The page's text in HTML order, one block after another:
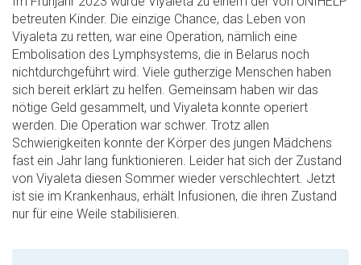
betreuten Kinder. Die einzige Chance, das Leben von
Viyaleta zu retten, war eine Operation, nämlich eine
Embolisation des Lymphsystems, die in Belarus noch
nichtdurchgeführt wird. Viele gutherzige Menschen haben
sich bereit erklärt zu helfen. Gemeinsam haben wir das
nötige Geld gesammelt, und Viyaleta konnte operiert
werden. Die Operation war schwer. Trotz allen
Schwierigkeiten konnte der Körper des jungen Mädchens
fast ein Jahr lang funktionieren. Leider hat sich der Zustand
von Viyaleta diesen Sommer wieder verschlechtert. Jetzt
ist sie im Krankenhaus, erhält Infusionen, die ihren Zustand
nur für eine Weile stabilisieren.